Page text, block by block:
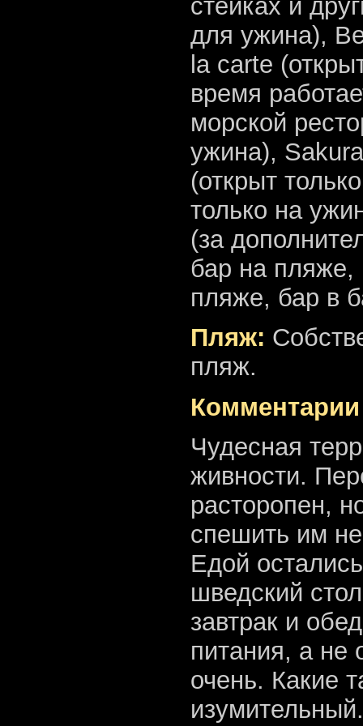
стейках и
для ужина),
la carte
время
морской
ужина),
(открыт
только на
(за
бар на пляже,
пляже, бар в
Пляж:
пляж.
Комментарии
Чудесная
живности.
расторопен,
спешить им
Едой
шведский
завтрак и
питания, а не
очень. Какие